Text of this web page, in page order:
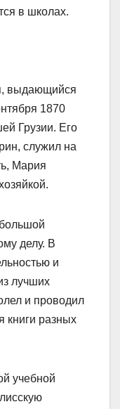
в школах.
, выдающийся
1870
Грузии. Его
служил на
Мария
делу. В
и
лучших
и проводил
книги разных
учебной